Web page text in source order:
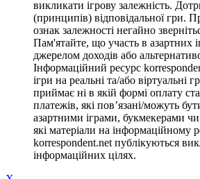
викликати ігрову залежність.
(принципів) відповідальної гри.
ознак залежності негайно
Пам'ятайте, що участь в азартних
джерелом доходів або
Інформаційний ресурс
ігри на реальні та/або віртуальні
приймає ні в якій формі оплату
платежів, які пов’язані/можуть
азартними іграми, букмекерами чи
які матеріали на інформаційному
korrespondent.net публікуються
інформаційних цілях.